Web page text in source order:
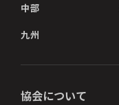
中部
九州
協会について